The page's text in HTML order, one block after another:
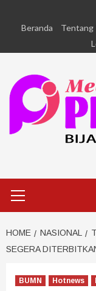
Beranda
Tentang
HOME NASIONAL
SEGERA
BUMN Hotnews